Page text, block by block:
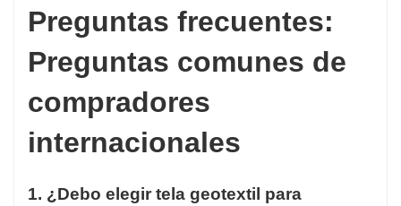
Preguntas frecuentes:
Preguntas comunes de
compradores
internacionales
1. ¿Debo elegir tela geotextil para